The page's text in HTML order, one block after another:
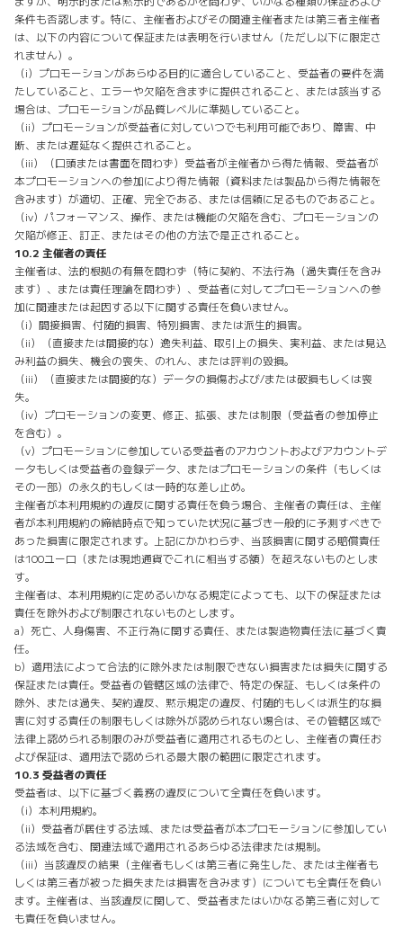
条件も否認します。特に、主催者およびその関連主催者または第三者主催者
は、以下の内容について保証または表明を行いません（ただし以下に限定さ
れません）。
（i）プロモーションがあらゆる目的に適合していること、受益者の要件を満
たしていること、エラーや欠陥を含まずに提供されること、または該当する
場合は、プロモーションが品質レベルに準拠していること。
（ii）プロモーションが受益者に対していつでも利用可能であり、障害、中
断、または遅延なく提供されること。
（iii）（口頭または書面を問わず）受益者が主催者から得た情報、受益者が
本プロモーションへの参加により得た情報（資料または製品から得た情報を
含みます）が適切、正確、完全である、または信頼に足るものであること。
（iv）パフォーマンス、操作、または機能の欠陥を含む、プロモーションの
欠陥が修正、訂正、またはその他の方法で是正されること。
10.2 主催者の責任
主催者は、法的根拠の有無を問わず（特に契約、不法行為（過失責任を含み
ます）、または責任理論を問わず）、受益者に対してプロモーションへの参
加に関連または起因する以下に関する責任を負いません。
（i）間接損害、付随的損害、特別損害、または派生的損害。
（ii）（直接または間接的な）逸失利益、取引上の損失、実利益、または見込
み利益の損失、機会の喪失、のれん、または評判の毀損。
（iii）（直接または間接的な）データの損傷および/または破損もしくは喪
失。
（iv）プロモーションの変更、修正、拡張、または制限（受益者の参加停止
を含む）。
（v）プロモーションに参加している受益者のアカウントおよびアカウントデ
ータもしくは受益者の登録データ、またはプロモーションの条件（もしくは
その一部）の永久的もしくは一時的な差し止め。
主催者が本利用規約の違反に関する責任を負う場合、主催者の責任は、主催
者が本利用規約の締結時点で知っていた状況に基づき一般的に予測すべきで
あった損害に限定されます。上記にかかわらず、当該損害に関する賠償責任
は100ユーロ（または現地通貨でこれに相当する額）を超えないものとしま
す。
主催者は、本利用規約に定めるいかなる規定によっても、以下の保証または
責任を除外および制限されないものとします。
a）死亡、人身傷害、不正行為に関する責任、または製造物責任法に基づく責
任。
b）適用法によって合法的に除外または制限できない損害または損失に関する
保証または責任。受益者の管轄区域の法律で、特定の保証、もしくは条件の
除外、または過失、契約違反、黙示規定の違反、付随的もしくは派生的な損
害に対する責任の制限もしくは除外が認められない場合は、その管轄区域で
法律上認められる制限のみが受益者に適用されるものとし、主催者の責任お
よび保証は、適用法で認められる最大限の範囲に限定されます。
10.3 受益者の責任
受益者は、以下に基づく義務の違反について全責任を負います。
（i）本利用規約。
（ii）受益者が居住する法域、または受益者が本プロモーションに参加してい
る法域を含む、関連法域で適用されるあらゆる法律または規制。
（iii）当該違反の結果（主催者もしくは第三者に発生した、または主催者も
しくは第三者が被った損失または損害を含みます）についても全責任を負い
ます。主催者は、当該違反に関して、受益者またはいかなる第三者に対して
も責任を負いません。